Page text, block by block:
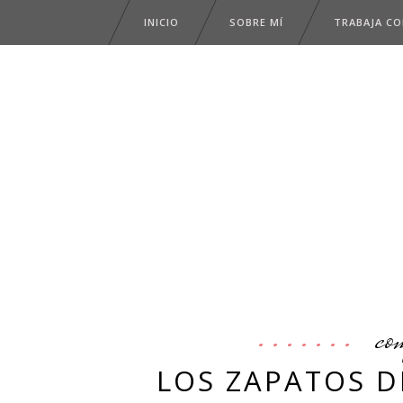
INICIO SOBRE MÍ TRABAJA
LOS ZAPATOS